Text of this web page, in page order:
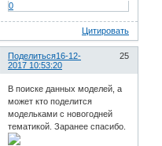
0
Цитировать
Поделиться 25
16-12-
2017 10:53:20
В поиске данных моделей, а
может кто поделится
модельками с новогодней
тематикой. Заранее спасибо.